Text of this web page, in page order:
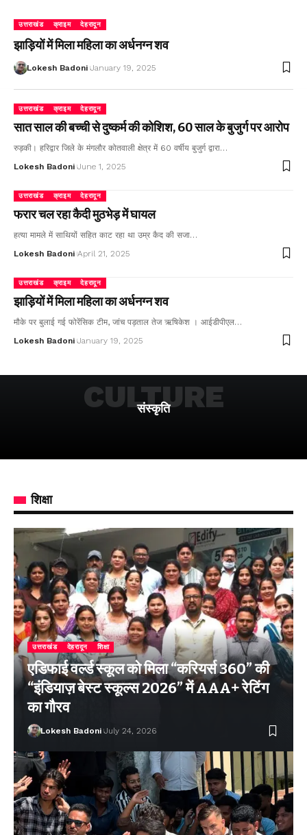
उत्तराखंड क्राइम देहरादून
झाड़ियों में मिला महिला का अर्धनग्न शव
Lokesh Badoni January 19, 2025
उत्तराखंड क्राइम देहरादून
सात साल की बच्ची से दुष्कर्म की कोशिश, 60 साल के बुजुर्ग पर आरोप
रुड़की। हरिद्वार जिले के मंगलौर कोतवाली क्षेत्र में 60 वर्षीय बुजुर्ग द्वारा…
Lokesh Badoni June 1, 2025
उत्तराखंड क्राइम देहरादून
फरार चल रहा कैदी मुठभेड़ में घायल
हत्या मामले में साथियों सहित काट रहा था उम्र कैद की सजा…
Lokesh Badoni April 21, 2025
उत्तराखंड क्राइम देहरादून
झाड़ियों में मिला महिला का अर्धनग्न शव
मौके पर बुलाई गई फोरेंसिक टीम, जांच पड़ताल तेज ऋषिकेश । आईडीपीएल…
Lokesh Badoni January 19, 2025
संस्कृति
CULTURE
शिक्षा
उत्तराखंड देहरादून शिक्षा
एडिफाई वर्ल्ड स्कूल को मिला “करियर्स 360” की
“इंडियाज़ बेस्ट स्कूल्स 2026” में AAA+ रेटिंग
का गौरव
Lokesh Badoni July 24, 2026